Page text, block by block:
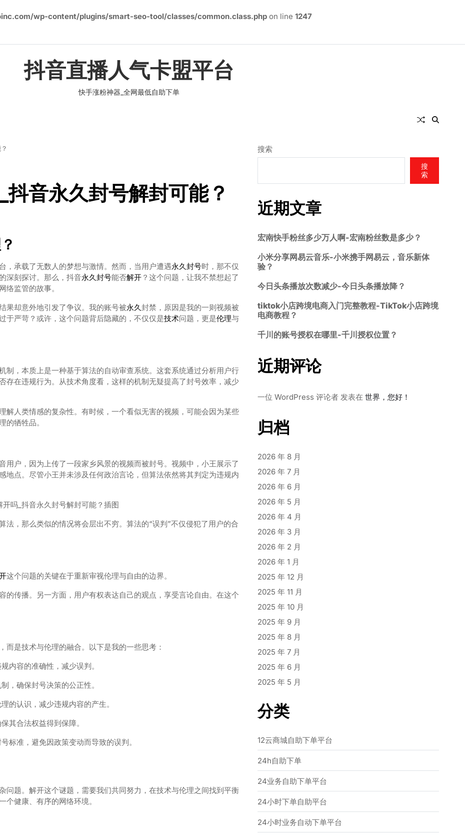
wp-content/plugins/smart-seo-tool/classes/common.class.php on line 1247
抖音直播人气卡盟平台
快手涨粉神器_全网最低自助下单
音永久封号解封可能？
？
，承载了无数人的梦想与激情。然而，当用户遭遇永久封号时，那不仅
的深刻探讨。那么，抖音永久封号能否解开 ？这个问题，让我不禁想起了
络监管的故事。
果却意外地引发了争议。我的账号被永久封禁，原因是我的一则视频被
于严苛？或许，这个问题背后隐藏的，不仅仅是技术问题，更是伦理与
制，本质上是一种基于算法的自动审查系统。这套系统通过分析用户行
存在违规行为。从技术角度看，这样的机制无疑提高了封号效率，减少
解人类情感的复杂性。有时候，一个看似无害的视频，可能会因为某些
的牺牲品。
户，因为上传了一段家乡风景的视频而被封号。视频中，小王展示了
地点。尽管小王并未涉及任何政治言论，但算法依然将其判定为违规内
，那么类似的情况将会层出不穷。算法的“误判”不仅侵犯了用户的合
这个问题的关键在于重新审视伦理与自由的边界。
的传播。另一方面，用户有权表达自己的观点，享受言论自由。在这个
是技术与伦理的融合。以下是我的一些思考：
内容的准确性，减少误判。
，确保封号决策的公正性。
的认识，减少违规内容的产生。
其合法权益得到保障。
标准，避免因政策变动而导致的误判。
问题。解开这个谜题，需要我们共同努力，在技术与伦理之间找到平衡
个健康、有序的网络环境。
搜索
搜
索
近期文章
宏南快手粉丝多少万人啊-宏南粉丝数是多少？
小米分享网易云音乐-小米携手网易云，音乐新体
验？
今日头条播放次数减少-今日头条播放降？
tiktok小店跨境电商入门完整教程-TikTok小店跨境
电商教程？
千川的账号授权在哪里-千川授权位置？
近期评论
一位 WordPress 评论者 发表在 世界，您好！
归档
2026 年 8 月
2026 年 7 月
2026 年 6 月
2026 年 5 月
2026 年 4 月
2026 年 3 月
2026 年 2 月
2026 年 1 月
2025 年 12 月
2025 年 11 月
2025 年 10 月
2025 年 9 月
2025 年 8 月
2025 年 7 月
2025 年 6 月
2025 年 5 月
分类
12云商城自助下单平台
24h自助下单
24业务自助下单平台
24小时下单自助平台
24小时业务自动下单平台